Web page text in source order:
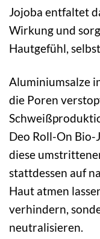
Jojoba entfaltet
Wirkung und
Hautgefühl,
Aluminiumsalze
die Poren
Deo Roll-On
diese
stattdessen auf
Haut atmen
verhindern,
neutralisieren.